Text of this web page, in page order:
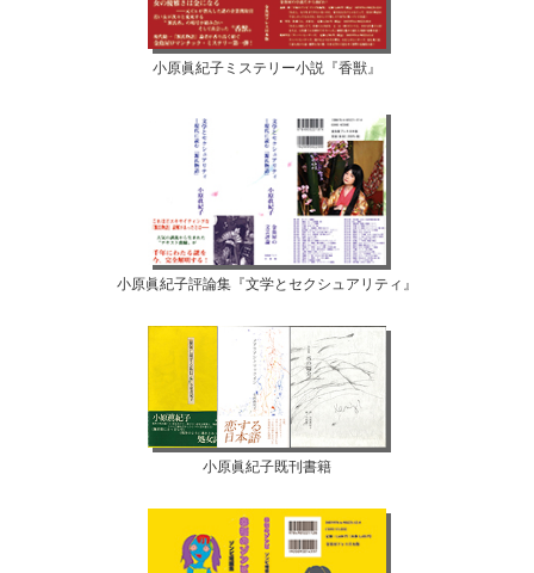
小原眞紀子ミステリー小説『香獣』
小原眞紀子評論集『文学とセクシュアリティ』
小原眞紀子既刊書籍